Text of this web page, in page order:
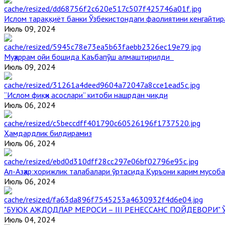
Ислом тараққиёт банки Ўзбекистондаги фаолиятини
Июль 09, 2024
Муҳаррам ойи бошида Каъбапўш алмаштирилди
Июль 09, 2024
“Ислом фиқҳи асослари” китоби нашрдан чиқди
Июль 06, 2024
Ҳамдардлик билдирамиз
Июль 06, 2024
Aл-Aзҳар:хорижлик талабалари ўртасида Қуръони карим
Июль 06, 2024
"БУЮК АЖДОДЛАР МЕРОСИ – III РЕНЕССАНС
Июль 04, 2024